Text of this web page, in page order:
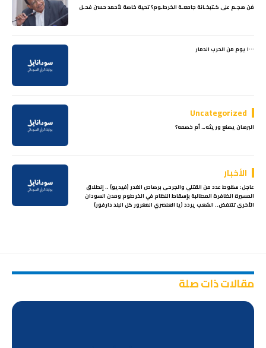
مَن هجـم على كـتبخـانة جامعـة الخرطـوم؟ تحية خاصة لأحمد حسن فحـل
١٠٠٠ يوم من الحرب الدمار
Uncategorized
البرهان يصنع وريثه… أم خصمه؟
الأخبار
عاجل: سقوط عدد من القتلي والجرحى برصاص الغدر (فيديو) .. إنطلاق
المسيرة الظافرة المطالبة بإسقاط النظام في الخرطوم ومدن السودان
الأخرى تنتفض.. الشعب يردد (يا العنصري المغرور كل البلد دارفور)
مقالات ذات صلة